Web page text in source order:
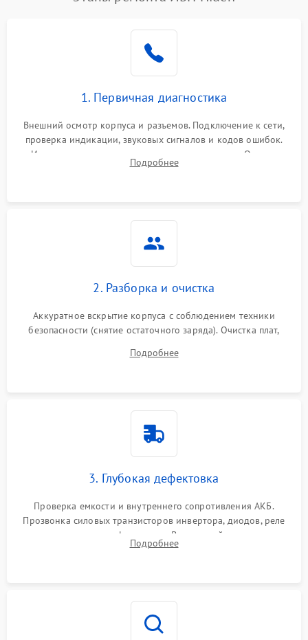
1. Первичная диагностика
Внешний осмотр корпуса и разъемов. Подключение к сети,
проверка индикации, звуковых сигналов и кодов ошибок.
Измерение входного и выходного напряжения. Оценка
реакции ИБП на отключение основного питания без
Подробнее
2. Разборка и очистка
Аккуратное вскрытие корпуса с соблюдением техники
безопасности (снятие остаточного заряда). Очистка плат,
и кистей для предотвращения перегрева и замыканий.
Подробнее
3. Глубокая дефектовка
Проверка емкости и внутреннего сопротивления АКБ.
Прозвонка силовых транзисторов инвертора, диодов, реле
переключения и трансформатора. Визуальный поиск вздутых
конденсаторов и прогаров на печатной плате.
Подробнее